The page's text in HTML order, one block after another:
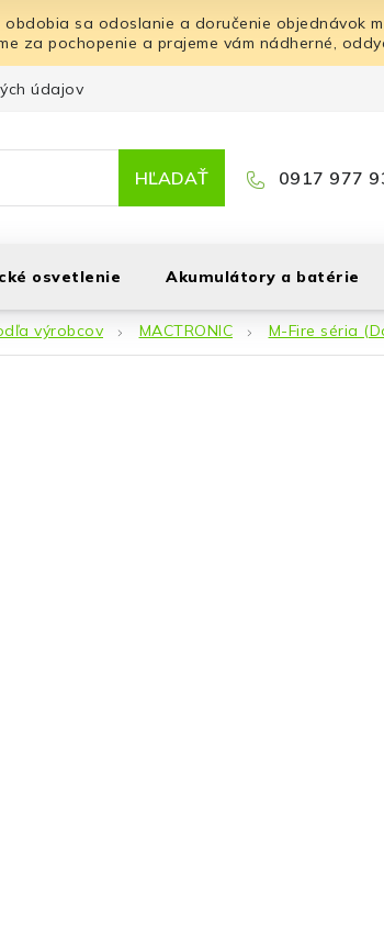
obdobia sa odoslanie a doručenie objednávok
za pochopenie a prajeme vám nádherné,
údajov
HĽADAŤ 0917 977
osvetlenie Akumulátory a batérie
výrobcov MACTRONIC M-Fire séria